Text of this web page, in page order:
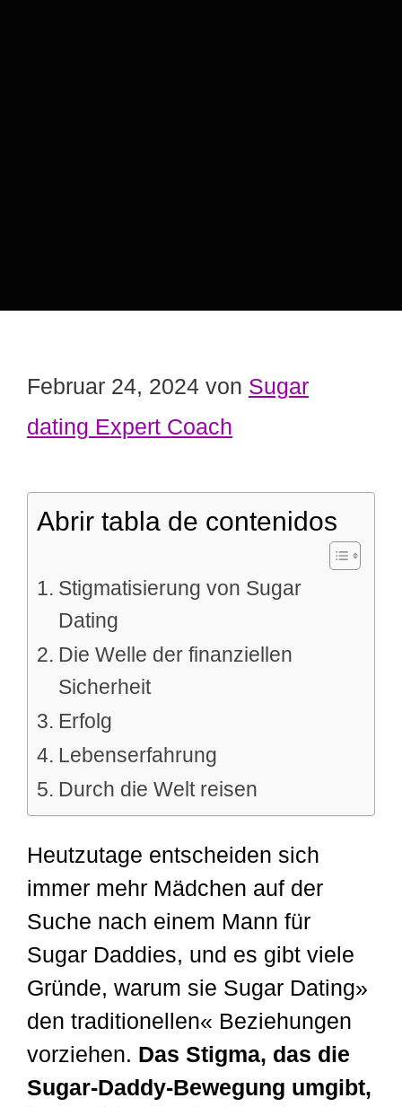
Februar 24, 2024 von Sugar
dating Expert Coach
Abrir tabla de contenidos
Stigmatisierung von Sugar
Dating
Die Welle der finanziellen
Sicherheit
Erfolg
Lebenserfahrung
Durch die Welt reisen
Heutzutage entscheiden sich
immer mehr Mädchen auf der
Suche nach einem Mann für
Sugar Daddies, und es gibt viele
Gründe, warum sie Sugar Dating»
den traditionellen« Beziehungen
vorziehen. Das Stigma, das die
Sugar-Daddy-Bewegung umgibt,